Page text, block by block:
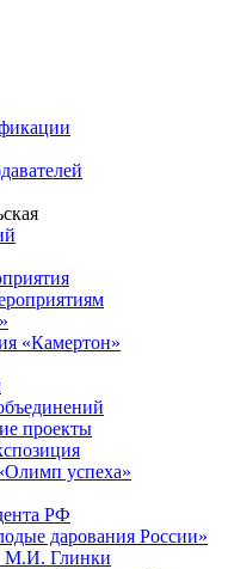
«Камертон»
проекты
успеха»
РФ
дарования России»
М.И. Глинки